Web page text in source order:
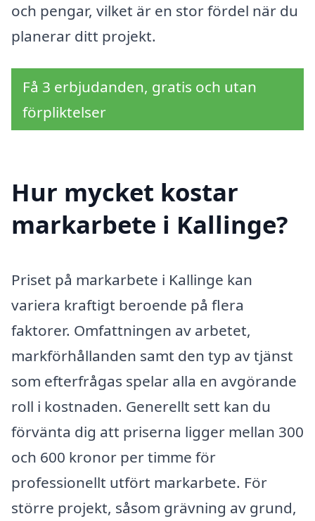
och pengar, vilket är en stor fördel när du
planerar ditt projekt.
Få 3 erbjudanden, gratis och utan
förpliktelser
Hur mycket kostar
markarbete i Kallinge?
Priset på markarbete i Kallinge kan
variera kraftigt beroende på flera
faktorer. Omfattningen av arbetet,
markförhållanden samt den typ av tjänst
som efterfrågas spelar alla en avgörande
roll i kostnaden. Generellt sett kan du
förvänta dig att priserna ligger mellan 300
och 600 kronor per timme för
professionellt utfört markarbete. För
större projekt, såsom grävning av grund,